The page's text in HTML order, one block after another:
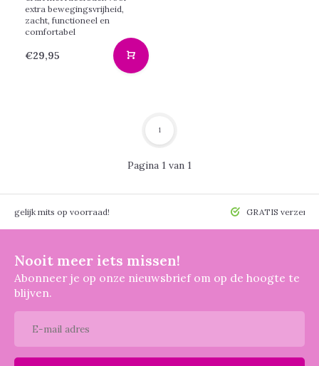
extra bewegingsvrijheid,
zacht, functioneel en
comfortabel
€29,95
Pagina 1 van 1
1
mits op voorraad! GRATIS
Nooit meer iets missen!
Abonneer je op onze nieuwsbrief om op de hoogte te
blijven.